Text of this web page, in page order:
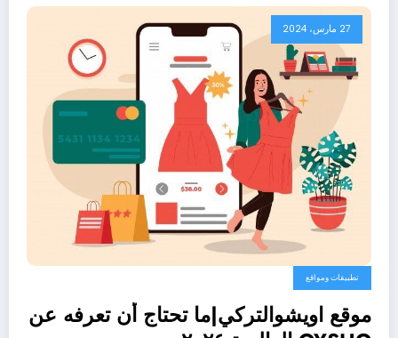
27 مارس، 2024
تطبيقات ومواقع
موقع اويشوالتركي|ما تحتاج أن تعرفه عن